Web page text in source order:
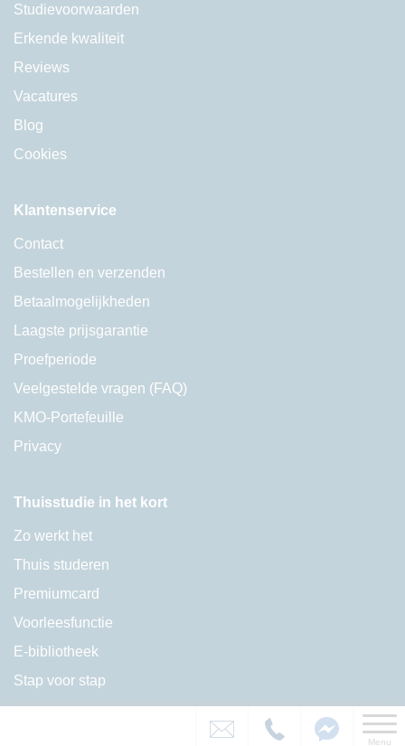
Menu
Studievoorwaarden
Erkende kwaliteit
Reviews
Vacatures
Blog
Cookies
Klantenservice
Contact
Bestellen en verzenden
Betaalmogelijkheden
Laagste prijsgarantie
Proefperiode
Veelgestelde vragen (FAQ)
KMO-Portefeuille
Privacy
Thuisstudie in het kort
Zo werkt het
Thuis studeren
Premiumcard
Voorleesfunctie
E-bibliotheek
Stap voor stap